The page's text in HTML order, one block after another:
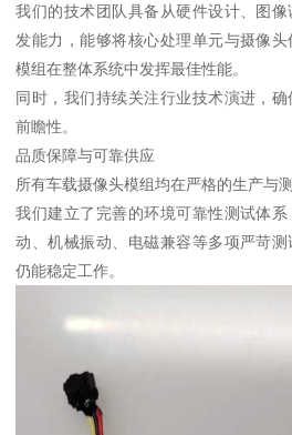
我们的技术团队具备从硬件设计、图
发能力，能够将核心处理单元与摄像
模组在整体系统中发挥最佳性能。
同时，我们持续关注行业技术演进，
前瞻性。
品质保障与可靠供应
所有车载摄像头模组均在严格的生产与
我们建立了完善的环境可靠性测试体
动、机械振动、电磁兼容等多项严苛
仍能稳定工作。